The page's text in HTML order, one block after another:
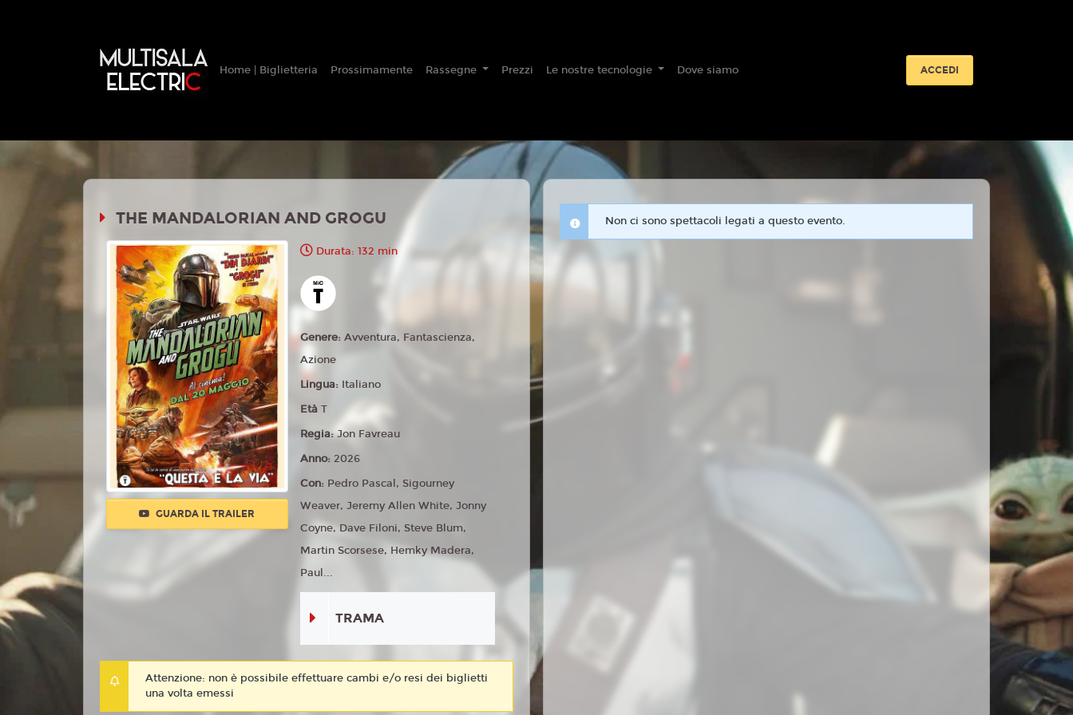
Home | Biglietteria Prossimamente Rassegne Prezzi Le nostre tecnologie Dove siamo ACCEDI
THE MANDALORIAN AND GROGU
GUARDA IL TRAILER
Durata: 132 min
Genere:Avventura, Fantascienza,
Azione
Lingua: Italiano
EtàT
Regia:Jon Favreau
Anno:2026
Con: Pedro Pascal, Sigourney
Weaver, Jeremy Allen White, Jonny
Coyne, Dave Filoni, Steve Blum,
Martin Scorsese, Hemky Madera,
Paul...
TRAMA
Attenzione: non è possibile effettuare cambi e/o resi dei biglietti
una volta emessi
Non ci sono spettacoli legati a questo evento.